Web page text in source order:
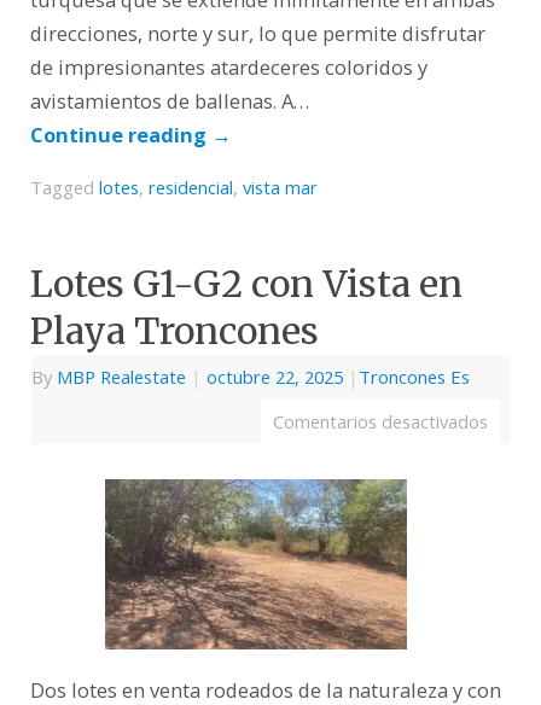
direcciones, norte y sur, lo que permite disfrutar
de impresionantes atardeceres coloridos y
avistamientos de ballenas. A…
Continue reading →
Tagged lotes, residencial, vista mar
Lotes G1-G2 con Vista en
Playa Troncones
By MBP Realestate | octubre 22, 2025 | Troncones Es
Comentarios desactivados
Dos lotes en venta rodeados de la naturaleza y con